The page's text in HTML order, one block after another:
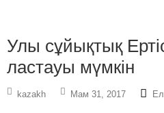
Улы сұйықтық
ластауы мүмкін
kazakh Мам 31, 2017